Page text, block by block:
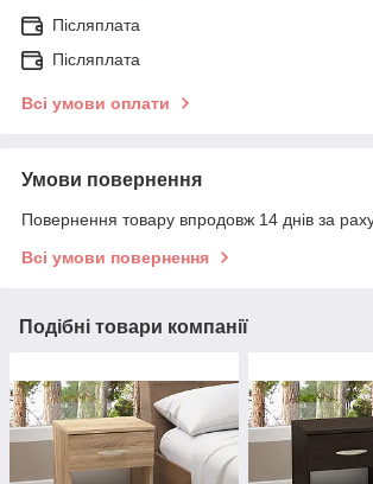
Післяплата
Післяплата
Всі умови оплати
Умови повернення
Повернення товару впродовж 14 днів за
Всі умови повернення
Подібні товари компанії